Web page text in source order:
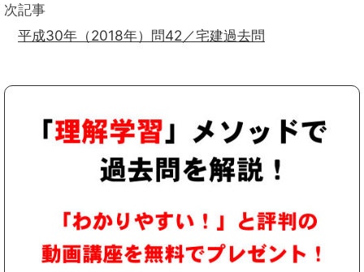
次記事
平成30年（2018年）問42／宅建過去問